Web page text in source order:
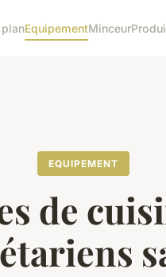
EquipementMinceur
EQUIPEMENT
de